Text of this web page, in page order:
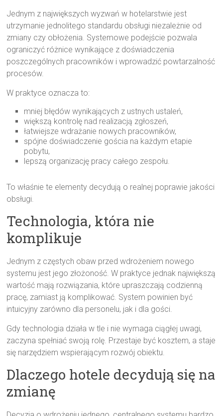
Jednym z największych wyzwań w hotelarstwie jest
utrzymanie jednolitego standardu obsługi niezależnie od
zmiany czy obłożenia. Systemowe podejście pozwala
ograniczyć różnice wynikające z doświadczenia
poszczególnych pracowników i wprowadzić powtarzalność
procesów.
W praktyce oznacza to:
mniej błędów wynikających z ustnych ustaleń,
większą kontrolę nad realizacją zgłoszeń,
łatwiejsze wdrażanie nowych pracowników,
spójne doświadczenie gościa na każdym etapie
pobytu,
lepszą organizację pracy całego zespołu.
To właśnie te elementy decydują o realnej poprawie jakości
obsługi.
Technologia, która nie
komplikuje
Jednym z częstych obaw przed wdrożeniem nowego
systemu jest jego złożoność. W praktyce jednak największą
wartość mają rozwiązania, które upraszczają codzienną
pracę, zamiast ją komplikować. System powinien być
intuicyjny zarówno dla personelu, jak i dla gości.
Gdy technologia działa w tle i nie wymaga ciągłej uwagi,
zaczyna spełniać swoją rolę. Przestaje być kosztem, a staje
się narzędziem wspierającym rozwój obiektu.
Dlaczego hotele decydują się na
zmianę